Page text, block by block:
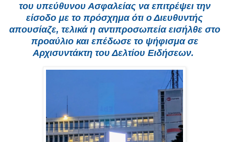
του υπεύθυνου Ασφαλείας να επιτρέψει την
είσοδο με το πρόσχημα ότι ο Διευθυντής
απουσίαζε, τελικά η αντιπροσωπεία εισήλθε στο
προαύλιο και επέδωσε το ψήφισμα σε
Αρχισυντάκτη του Δελτίου Ειδήσεων.